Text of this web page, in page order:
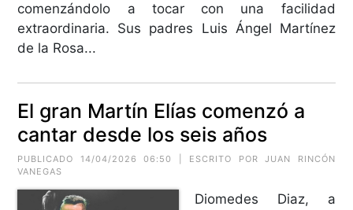
comenzándolo a tocar con una facilidad
extraordinaria. Sus padres Luis Ángel Martínez
de la Rosa...
El gran Martín Elías comenzó a
cantar desde los seis años
PUBLICADO 14/04/2026 06:50 | ESCRITO POR JUAN RINCÓN
VANEGAS
Diomedes Diaz, a